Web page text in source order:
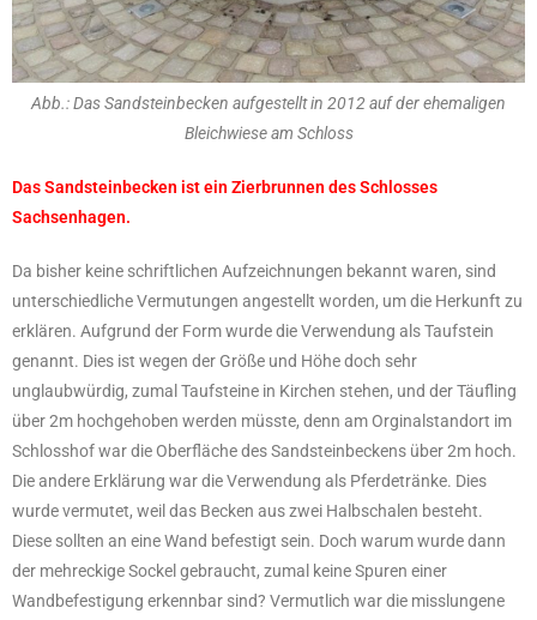
Abb.: Das Sandsteinbecken aufgestellt in 2012 auf der ehemaligen
Bleichwiese am Schloss
Das Sandsteinbecken ist ein Zierbrunnen des Schlosses
Sachsenhagen.
Da bisher keine schriftlichen Aufzeichnungen bekannt waren, sind
unterschiedliche Vermutungen angestellt worden, um die Herkunft zu
erklären. Aufgrund der Form wurde die Verwendung als Taufstein
genannt. Dies ist wegen der Größe und Höhe doch sehr
unglaubwürdig, zumal Taufsteine in Kirchen stehen, und der Täufling
über 2m hochgehoben werden müsste, denn am Orginalstandort im
Schlosshof war die Oberfläche des Sandsteinbeckens über 2m hoch.
Die andere Erklärung war die Verwendung als Pferdetränke. Dies
wurde vermutet, weil das Becken aus zwei Halbschalen besteht.
Diese sollten an eine Wand befestigt sein. Doch warum wurde dann
der mehreckige Sockel gebraucht, zumal keine Spuren einer
Wandbefestigung erkennbar sind? Vermutlich war die misslungene